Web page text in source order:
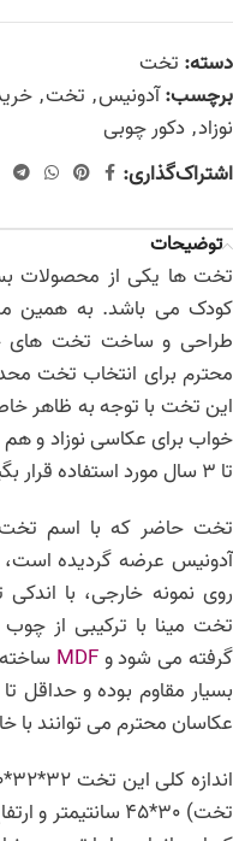
دسته: تخت
برچسب:آدونیس, تخت,
نوزاد, دکور چوبی
اشتراک‌گذاری:
توضیحات
تخت ها یکی از محصولات
کودک می باشد. به همین
طراحی و ساخت تخت های
محترم برای انتخاب تخت
این تخت با توجه به ظاهر
تا 3 سال مورد استفاده قرار بگیرد.
آدونیس عرضه گردیده
روی نمونه خارجی، با
تخت مینا با ترکیبی از
گرفته می شود وMDF
عکاسان محترم می توانند با